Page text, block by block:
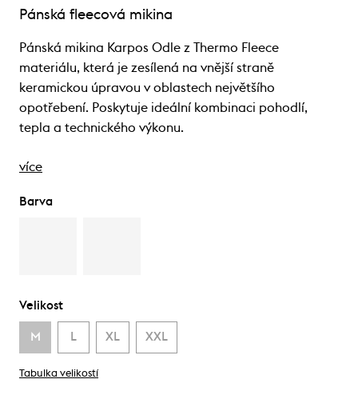
Pánská fleecová mikina
Pánská mikina Karpos Odle z Thermo Fleece
materiálu, která je zesílená na vnější straně
keramickou úpravou v oblastech největšího
opotřebení. Poskytuje ideální kombinaci pohodlí,
tepla a technického výkonu.
více
Barva
Velikost
M L XL XXL
Tabulka velikostí